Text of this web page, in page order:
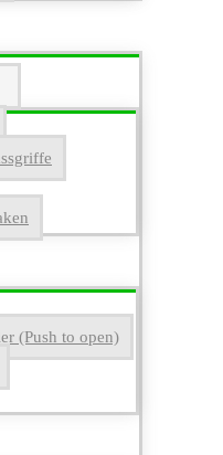
(Push to open)